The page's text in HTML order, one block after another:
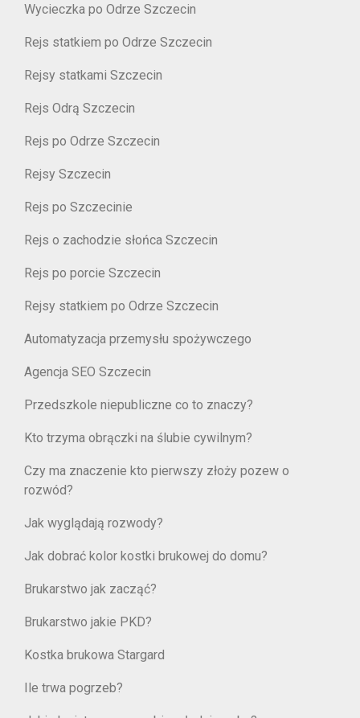
Wycieczka po Odrze Szczecin
Rejs statkiem po Odrze Szczecin
Rejsy statkami Szczecin
Rejs Odrą Szczecin
Rejs po Odrze Szczecin
Rejsy Szczecin
Rejs po Szczecinie
Rejs o zachodzie słońca Szczecin
Rejs po porcie Szczecin
Rejsy statkiem po Odrze Szczecin
Automatyzacja przemysłu spożywczego
Agencja SEO Szczecin
Przedszkole niepubliczne co to znaczy?
Kto trzyma obrączki na ślubie cywilnym?
Czy ma znaczenie kto pierwszy złoży pozew o
rozwód?
Jak wyglądają rozwody?
Jak dobrać kolor kostki brukowej do domu?
Brukarstwo jak zacząć?
Brukarstwo jakie PKD?
Kostka brukowa Stargard
Ile trwa pogrzeb?